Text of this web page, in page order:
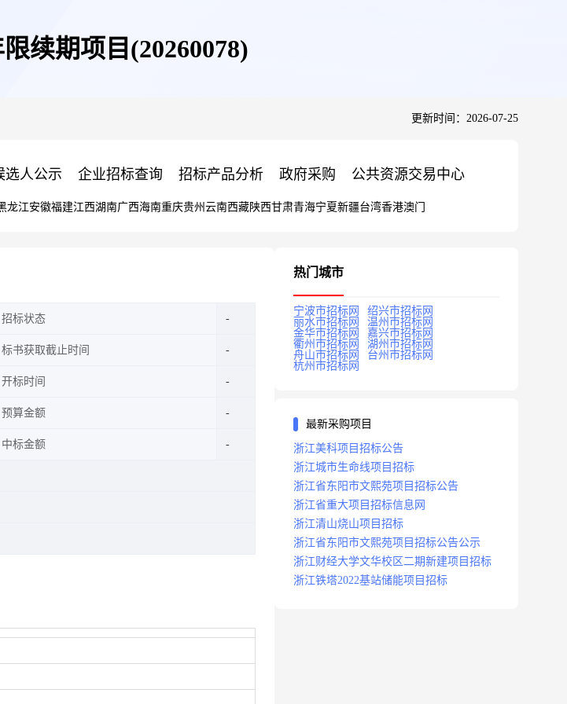
续期项目(20260078)
更新时间：2026-07-25
选人公示 企业招标查询 招标产品分析 政府采购 公共资源交易中心
龙江安徽福建江西湖南广西海南重庆贵州 云南西藏陕西甘肃青海宁夏新疆台湾香港澳门
招标状态
标书获取截止时间
开标时间
预算金额
中标金额
热门城市
宁波市招标网
绍兴市招标网
丽水市招标网
温州市招标网
金华市招标网
嘉兴市招标网
衢州市招标网
湖州市招标网
舟山市招标网
台州市招标网
杭州市招标网
最新采购项目
浙江美科项目招标公告
浙江城市生命线项目招标
浙江省东阳市文熙苑项目招标公告
浙江省重大项目招标信息网
浙江清山烧山项目招标
浙江省东阳市文熙苑项目招标公告公示
浙江财经大学文华校区二期新建项目招标
浙江铁塔2022基站储能项目招标